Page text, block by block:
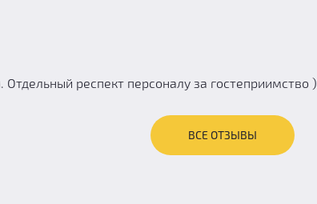
респект персоналу за гостеприимство )
ВСЕ ОТЗЫВЫ